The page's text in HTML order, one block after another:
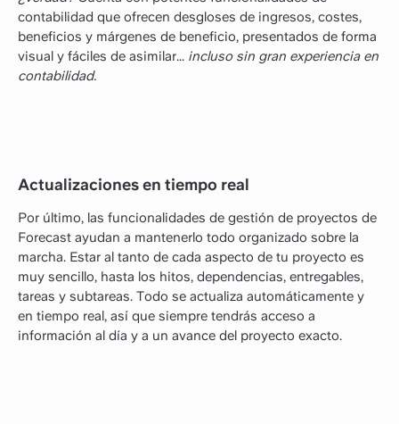
contabilidad que ofrecen desgloses de ingresos, costes,
beneficios y márgenes de beneficio, presentados de forma
visual y fáciles de asimilar... incluso sin gran experiencia en
contabilidad.
Actualizaciones en tiempo real
Por último, las funcionalidades de gestión de proyectos de
Forecast ayudan a mantenerlo todo organizado sobre la
marcha. Estar al tanto de cada aspecto de tu proyecto es
muy sencillo, hasta los hitos, dependencias, entregables,
tareas y subtareas. Todo se actualiza automáticamente y
en tiempo real, así que siempre tendrás acceso a
información al día y a un avance del proyecto exacto.